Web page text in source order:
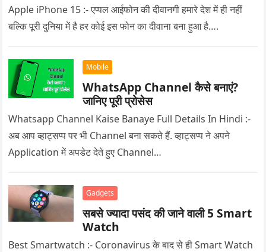
Apple iPhone 15 :- एप्पल आईफोन की दीवानगी हमारे देश में ही नहीं
बल्कि पूरी दुनिया में है हर कोई इस फोन का दीवाना बना हुआ है….
Mobile
WhatsApp Channel कैसे बनाएं?
जानिए पूरी प्रोसेस
Whatsapp Channel Kaise Banaye Full Details In Hindi :-
अब आप व्हाट्सप्प पर भी Channel बना सकते हैं. व्हाट्सप्प ने अपने
Application में अपडेट देते हुए Channel…
Gadgets
सबसे ज्यादा पसंद की जाने वाली 5 Smart
Watch
Best Smartwatch :- Coronavirus के बाद से ही Smart Watch